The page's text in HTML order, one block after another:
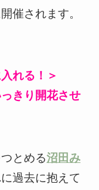
催されます。
れる！＞
きり開花させ
とめる沼田み
過去に抱えて